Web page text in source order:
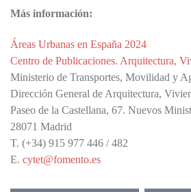
Más información:
Áreas Urbanas en España 2024
Centro de Publicaciones. Arquitectura,
Ministerio de Transportes, Movilidad y
Dirección General de Arquitectura,
Paseo de la Castellana, 67. Nuevos
28071 Madrid
T. (+34) 915 977 446 / 482
E. cytet@fomento.es